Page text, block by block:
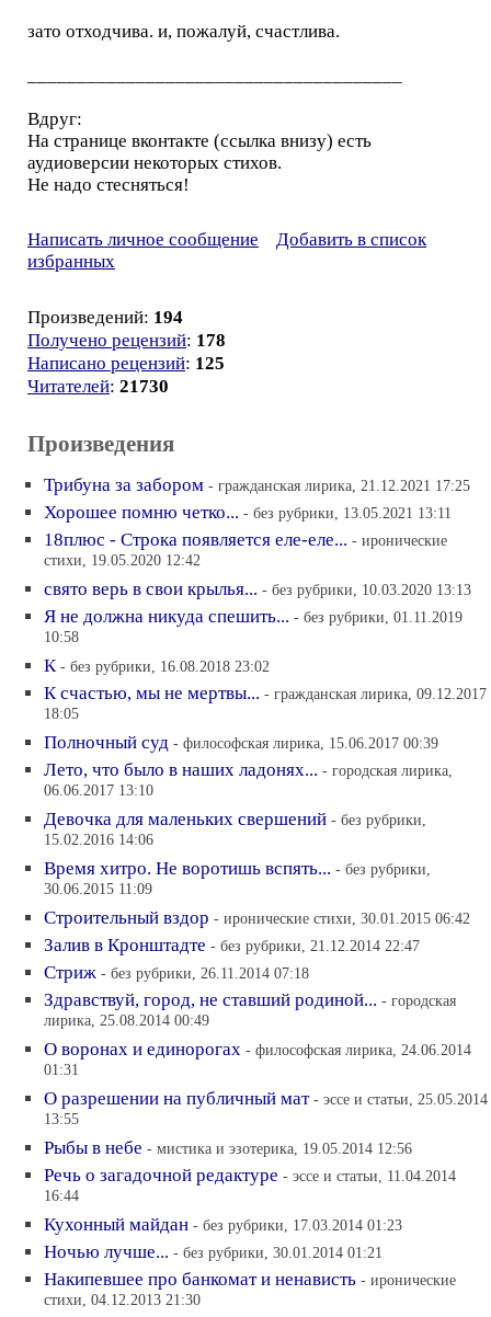
зато отходчива. и, пожалуй, счастлива.
Вдруг:
На странице вконтакте (ссылка внизу) есть
аудиоверсии некоторых стихов.
Не надо стесняться!
Написать личное сообщение
Добавить в список
избранных
Произведений: 194
Получено рецензий: 178
Написано рецензий: 125
Читателей: 21730
Произведения
Трибуна за забором - гражданская лирика, 21.12.2021 17:25
Хорошее помню четко... - без рубрики, 13.05.2021 13:11
18плюс - Строка появляется еле-еле... - иронические
стихи, 19.05.2020 12:42
свято верь в свои крылья... - без рубрики, 10.03.2020 13:13
Я не должна никуда спешить... - без рубрики, 01.11.2019
10:58
К - без рубрики, 16.08.2018 23:02
К счастью, мы не мертвы... - гражданская лирика, 09.12.2017
18:05
Полночный суд - философская лирика, 15.06.2017 00:39
Лето, что было в наших ладонях... - городская лирика,
06.06.2017 13:10
Девочка для маленьких свершений - без рубрики,
15.02.2016 14:06
Время хитро. Не воротишь вспять... - без рубрики,
30.06.2015 11:09
Строительный вздор - иронические стихи, 30.01.2015 06:42
Залив в Кронштадте - без рубрики, 21.12.2014 22:47
Стриж - без рубрики, 26.11.2014 07:18
Здравствуй, город, не ставший родиной... - городская
лирика, 25.08.2014 00:49
О воронах и единорогах - философская лирика, 24.06.2014
01:31
О разрешении на публичный мат - эссе и статьи, 25.05.2014
13:55
Рыбы в небе - мистика и эзотерика, 19.05.2014 12:56
Речь о загадочной редактуре - эссе и статьи, 11.04.2014
16:44
Кухонный майдан - без рубрики, 17.03.2014 01:23
Ночью лучше... - без рубрики, 30.01.2014 01:21
Накипевшее про банкомат и ненависть - иронические
стихи, 04.12.2013 21:30